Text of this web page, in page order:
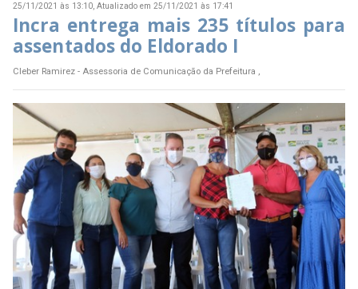
25/11/2021 às 13:10, Atualizado em 25/11/2021 às 17:41
Incra entrega mais 235 títulos para
assentados do Eldorado I
Cleber Ramirez - Assessoria de Comunicação da Prefeitura ,